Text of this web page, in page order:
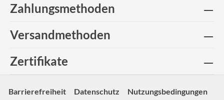
Zahlungsmethoden
Versandmethoden
Zertifikate
Barrierefreiheit Datenschutz
Nutzungsbedingungen